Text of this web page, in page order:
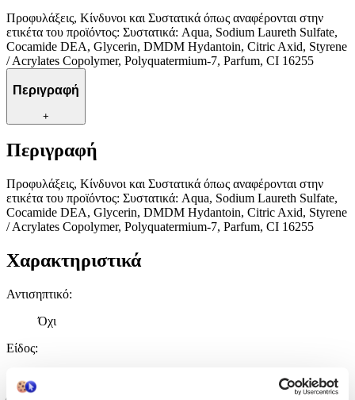
Προφυλάξεις, Κίνδυνοι και Συστατικά όπως αναφέρονται στην
ετικέτα του προϊόντος: Συστατικά: Aqua, Sodium Laureth Sulfate,
Cocamide DEA, Glycerin, DMDM Hydantoin, Citric Axid, Styrene
/ Acrylates Copolymer, Polyquatermium-7, Parfum, CI 16255
Περιγραφή
+
Περιγραφή
Προφυλάξεις, Κίνδυνοι και Συστατικά όπως αναφέρονται στην
ετικέτα του προϊόντος: Συστατικά: Aqua, Sodium Laureth Sulfate,
Cocamide DEA, Glycerin, DMDM Hydantoin, Citric Axid, Styrene
/ Acrylates Copolymer, Polyquatermium-7, Parfum, CI 16255
Χαρακτηριστικά
Αντισηπτικό:
Όχι
Είδος: